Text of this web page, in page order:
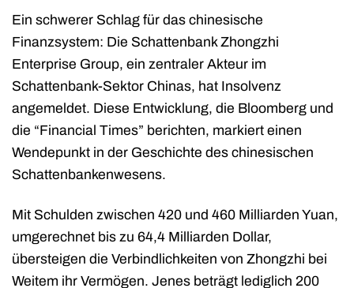
Ein schwerer Schlag für das chinesische
Finanzsystem: Die Schattenbank Zhongzhi
Enterprise Group, ein zentraler Akteur im
Schattenbank-Sektor Chinas, hat Insolvenz
angemeldet. Diese Entwicklung, die Bloomberg und
die “Financial Times” berichten, markiert einen
Wendepunkt in der Geschichte des chinesischen
Schattenbankenwesens.
Mit Schulden zwischen 420 und 460 Milliarden Yuan,
umgerechnet bis zu 64,4 Milliarden Dollar,
übersteigen die Verbindlichkeiten von Zhongzhi bei
Weitem ihr Vermögen. Jenes beträgt lediglich 200